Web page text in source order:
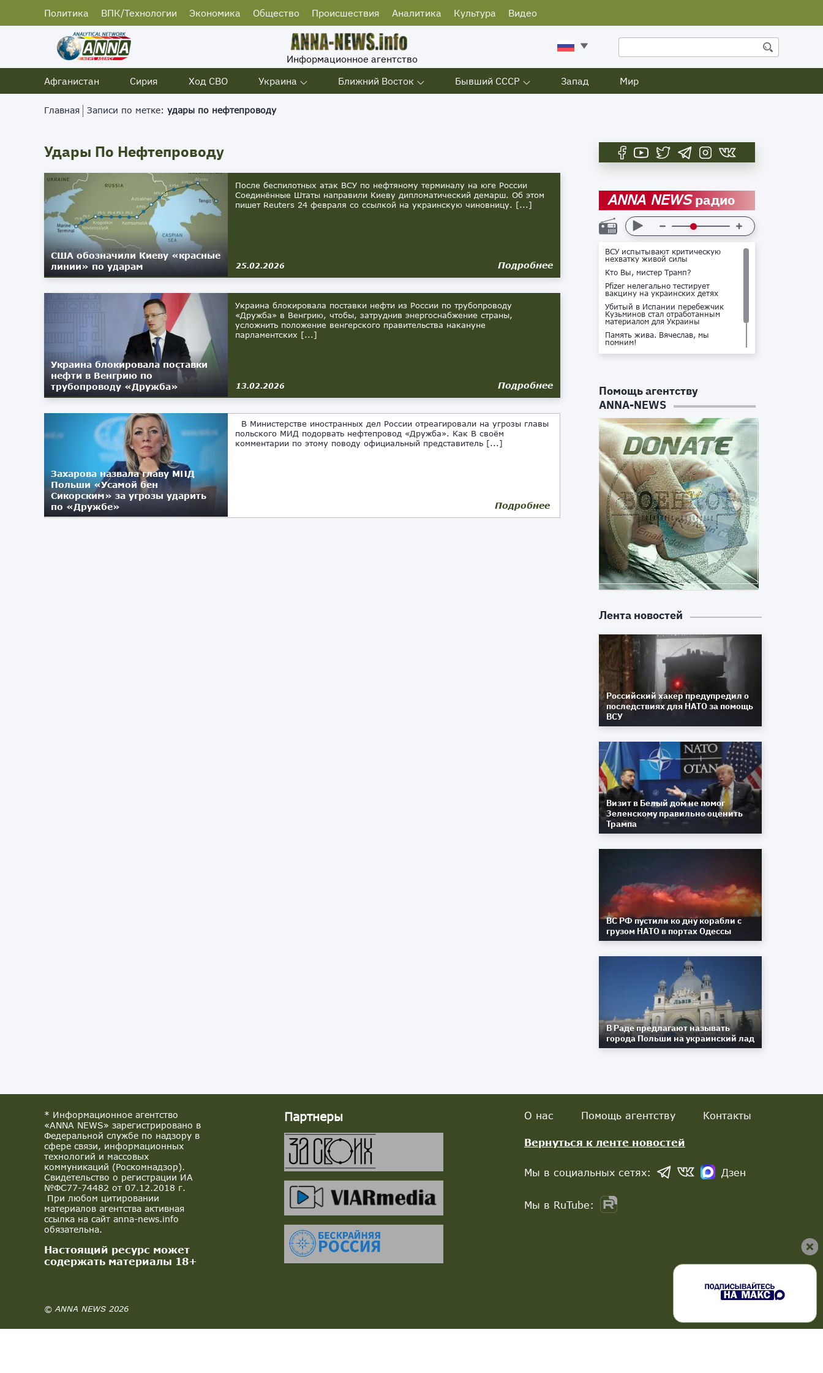
Политика ВПК/Технологии Экономика Общество Происшествия Аналитика Культура Видео
Информационное агентство
Афганистан
Сирия Ход СВО Украина Ближний Восток Бывший СССР Запад Мир
Главная Записи по метке: удары по нефтепроводу
Удары По Нефтепроводу
США обозначили Киеву «красные
линии» по ударам
После беспилотных атак ВСУ по нефтяному терминалу на юге России
Соединённые Штаты направили Киеву дипломатический демарш. Об этом
пишет Reuters 24 февраля со ссылкой на украинскую чиновницу. [...]
25.02.2026 Подробнее
Украина блокировала поставки
нефти в Венгрию по
трубопроводу «Дружба»
Украина блокировала поставки нефти из России по трубопроводу
«Дружба» в Венгрию, чтобы, затруднив энергоснабжение страны,
усложнить положение венгерского правительства накануне
парламентских [...]
13.02.2026 Подробнее
Захарова назвала главу МИД
Польши «Усамой бен
Сикорским» за угрозы ударить
по «Дружбе»
В Министерстве иностранных дел России отреагировали на угрозы главы
польского МИД подорвать нефтепровод «Дружба». Как В своём
комментарии по этому поводу официальный представитель [...]
22.10.2025 Подробнее
ANNA NEWSрадио
ВСУ испытывают критическую
нехватку живой силы
Кто Вы, мистер Трамп?
Pfizer нелегально тестирует
вакцину на украинских детях
Убитый в Испании перебежчик
Кузьминов стал отработанным
материалом для Украины
Память жива. Вячеслав, мы
помним!
Не доставайся ты никому!
Помощь агентству
ANNA-NEWS
Лента новостей
Российский хакер предупредил о
последствиях для НАТО за помощь
ВСУ
Визит в Белый дом не помог
Зеленскому правильно оценить
Трампа
ВС РФ пустили ко дну корабли с
грузом НАТО в портах Одессы
В Раде предлагают называть
города Польши на украинский лад
* Информационное агентство
«ANNA NEWS» зарегистрировано в
Федеральной службе по надзору в
сфере связи, информационных
технологий и массовых
коммуникаций (Роскомнадзор).
Свидетельство о регистрации ИА
№ФС77-74482 от 07.12.2018 г.
При любом цитировании
материалов агентства активная
ссылка на сайт anna-news.info
обязательна.
Настоящий ресурс может
содержать материалы 18+
© ANNA NEWS 2026
Партнеры О нас Помощь агентству Контакты
Вернуться к ленте новостей
Мы в социальных сетях: Дзен
Мы в RuTube: